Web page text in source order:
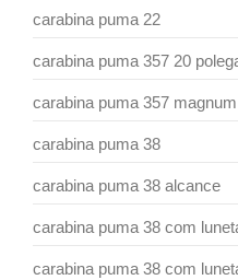
carabina puma 22
carabina puma 357 20
carabina puma 357
carabina puma 38
carabina puma 38 alcance
carabina puma 38 com
carabina puma 38 com